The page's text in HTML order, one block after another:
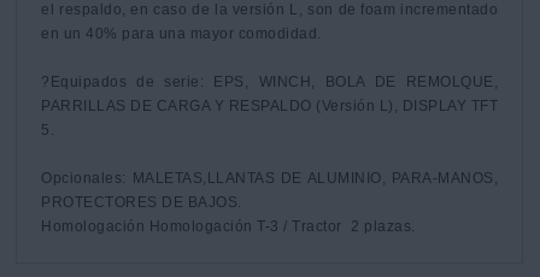
el respaldo, en caso de la versión L, son de foam incrementado
en un 40% para una mayor comodidad.
?Equipados de serie: EPS, WINCH, BOLA DE REMOLQUE,
PARRILLAS DE CARGA Y RESPALDO (Versión L), DISPLAY TFT
5.
Opcionales: MALETAS,LLANTAS DE ALUMINIO, PARA-MANOS,
PROTECTORES DE BAJOS.
Homologación Homologación T-3 / Tractor  2 plazas.